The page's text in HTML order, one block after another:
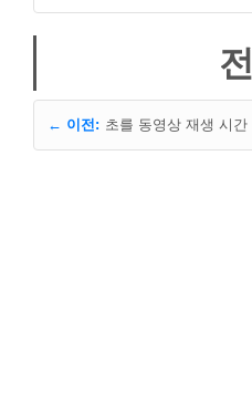
← 이전: